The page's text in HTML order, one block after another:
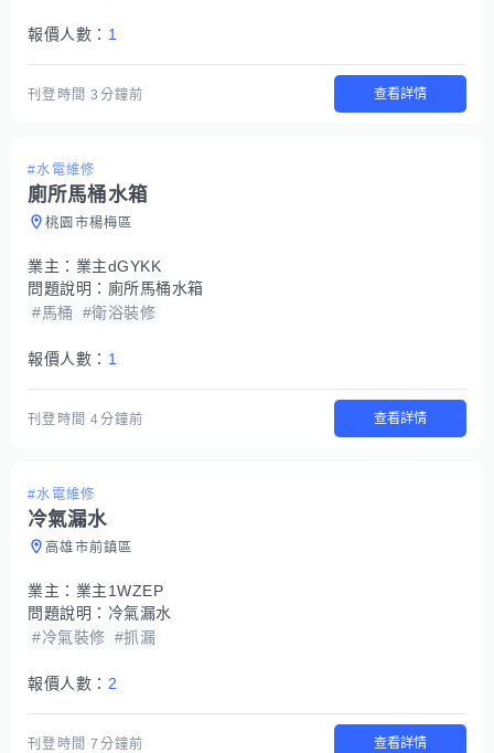
報價人數： 1
刊登時間3分鐘前 查看詳情
#水電維修
廁所馬桶水箱
桃園市楊梅區
業主： 業主dGYKK
問題說明： 廁所馬桶水箱
#馬桶
#衛浴裝修
報價人數： 1
刊登時間4分鐘前 查看詳情
#水電維修
冷氣漏水
高雄市前鎮區
業主： 業主1WZEP
問題說明： 冷氣漏水
#冷氣裝修 #抓漏
報價人數： 2
刊登時間7分鐘前 查看詳情